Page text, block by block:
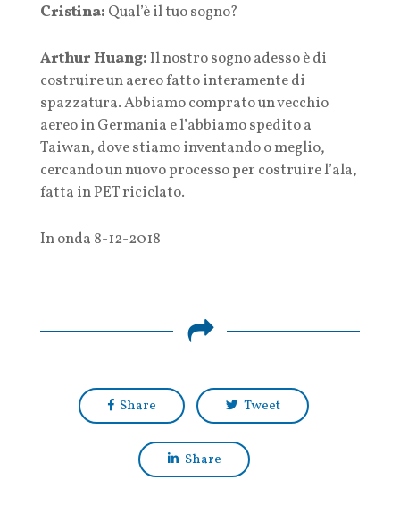
Cristina: Qual’è il tuo sogno?
Arthur Huang:Il nostro sogno adesso è di
costruire un aereo fatto interamente di
spazzatura. Abbiamo comprato un vecchio
aereo in Germania e l’abbiamo spedito a
Taiwan, dove stiamo inventando o meglio,
cercando un nuovo processo per costruire l’ala,
fatta in PET riciclato.
In onda 8-12-2018
Share Tweet
Share